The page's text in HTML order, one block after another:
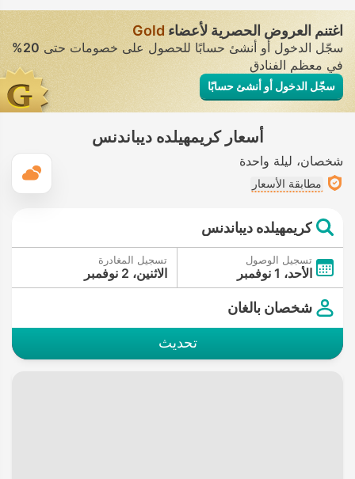
اغتنم العروض الحصرية لأعضاء Gold
سجّل الدخول أو أنشئ حسابًا للحصول على خصومات حتى20%
في معظم الفنادق
سجّل الدخول أو أنشئ حسابًا
أسعار كريمهيلده ديباندنس
شخصان ليلة واحدة
مطابقة الأسعار
كريمهيلده ديباندنس
تسجيل الوصول
الأحد، 1 نوفمبر
تسجيل المغادرة
الاثنين، 2 نوفمبر
شخصان بالغان
تحديث